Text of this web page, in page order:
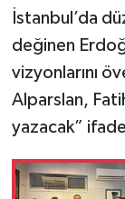
İstanbul’da
değinen
vizyonlarını
Alparslan,
yazacak”